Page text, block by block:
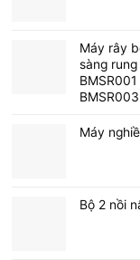
Máy rây
sàng rung
Máy
Bộ 2 nồi